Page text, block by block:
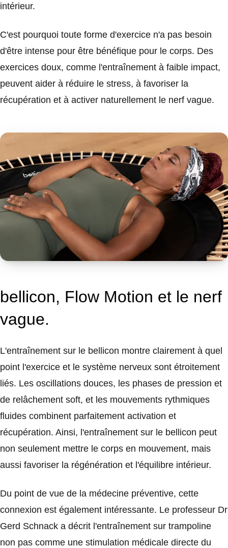
intérieur.
C'est pourquoi toute forme d'exercice n'a pas besoin
d'être intense pour être bénéfique pour le corps. Des
exercices doux, comme l'entraînement à faible impact,
peuvent aider à réduire le stress, à favoriser la
récupération et à activer naturellement le nerf vague.
bellicon, Flow Motion et le nerf
vague.
L'entraînement sur le bellicon montre clairement à quel
point l'exercice et le système nerveux sont étroitement
liés. Les oscillations douces, les phases de pression et
de relâchement soft, et les mouvements rythmiques
fluides combinent parfaitement activation et
récupération. Ainsi, l'entraînement sur le bellicon peut
non seulement mettre le corps en mouvement, mais
aussi favoriser la régénération et l'équilibre intérieur.
Du point de vue de la médecine préventive, cette
connexion est également intéressante. Le professeur Dr
Gerd Schnack a décrit l'entraînement sur trampoline
non pas comme une stimulation médicale directe du